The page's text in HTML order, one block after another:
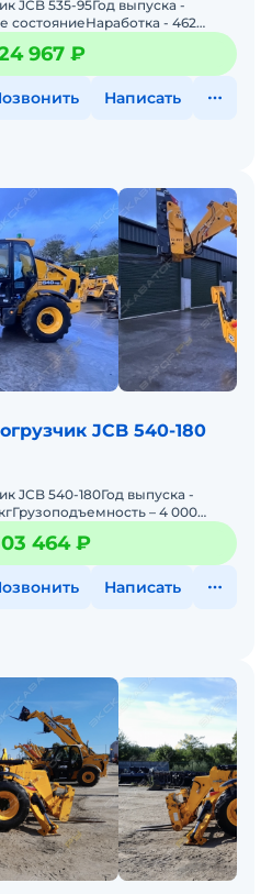
JCB 535-95Год выпуска -
состояниеНаработка - 462
- 3 500
967 ₽
Написать
JCB 540-180
JCB 540-180Год выпуска -
– 4 000
– 81 кВ
464 ₽
Написать